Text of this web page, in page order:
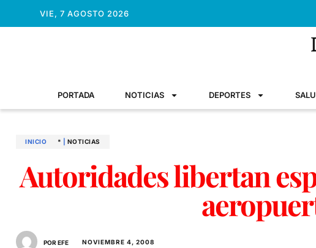
VIE, 7 AGOSTO 2026
PORTADA NOTICIAS DEPORTES
INICIO * NOTICIAS
Autoridades libertan
POR EFE NOVIEMBRE 4, 2008